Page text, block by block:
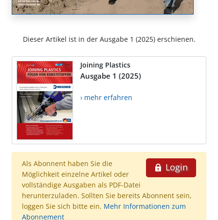
Dieser Artikel ist in der Ausgabe 1 (2025) erschienen.
Joining Plastics
Ausgabe 1 (2025)
› mehr erfahren
Login
Als Abonnent haben Sie die
Möglichkeit einzelne Artikel oder
vollständige Ausgaben als PDF-Datei
herunterzuladen. Sollten Sie bereits Abonnent sein,
loggen Sie sich bitte ein. Mehr Informationen zum
Abonnement